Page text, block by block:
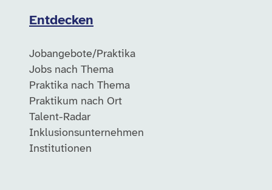
Entdecken
Jobangebote/Praktika
Jobs nach Thema
Praktika nach Thema
Praktikum nach Ort
Talent-Radar
Inklusionsunternehmen
Institutionen